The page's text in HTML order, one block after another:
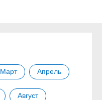
Март Апрель
Август